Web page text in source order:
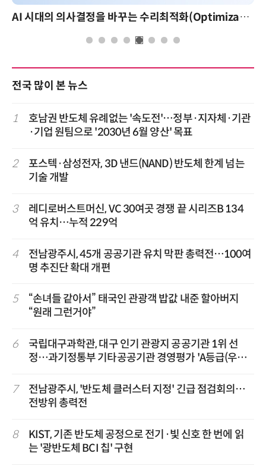
AI 시대의 의사결정을 바꾸는 수리최적화(Optimization): 실제 산업 적용 사례와 활용 전략 AI 핀옵스 실전 세미나: 폭증하는 AI 토
전국 많이 본 뉴스
1
호남권 반도체 유례없는 '속도전'…정부·지자체·기관
·기업 원팀으로 '2030년 6월 양산' 목표
2
포스텍·삼성전자, 3D 낸드(NAND) 반도체 한계 넘는
기술 개발
3
레디로버스트머신, VC 30여곳 경쟁 끝 시리즈B 134
억 유치…누적 229억
4
전남광주시, 45개 공공기관 유치 막판 총력전…100여
명 추진단 확대 개편
5
“손녀들 같아서” 태국인 관광객 밥값 내준 할아버지
“원래 그런거야”
6
국립대구과학관, 대구 인기 관광지 공공기관 1위 선
정…과기정통부 기타공공기관 경영평가 'A등급(우수)'
7
전남광주시, '반도체 클러스터 지정' 긴급 점검회의…
전방위 총력전
8
KIST, 기존 반도체 공정으로 전기·빛 신호 한 번에 읽
는 '광반도체 BCI 칩' 구현